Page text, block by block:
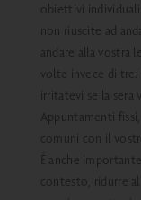
obiettivi
non riuscite ad
andare alla vostra
volte invece di
irritatevi se la sera
Appuntamenti
comuni con il
È anche
contesto, ridurre